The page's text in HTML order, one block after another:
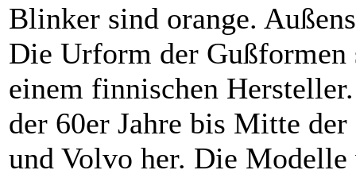
Blinker sind orange.
Die Urform der Gußformen
einem finnischen
der 60er Jahre bis Mitte
und Volvo her. Die